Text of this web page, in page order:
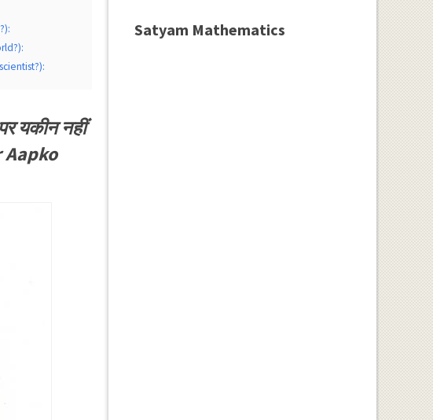
यकीन नहीं
Aapko
Satyam Mathematics